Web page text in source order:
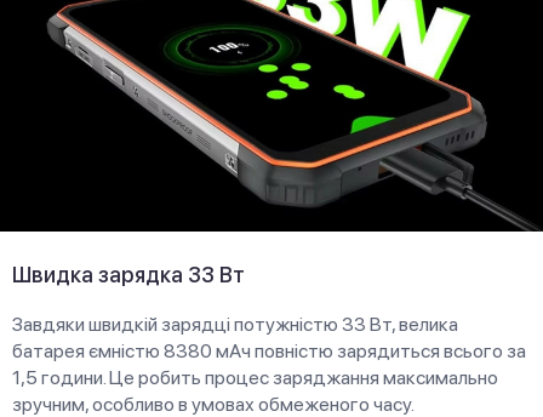
Швидка зарядка 33 Вт
Завдяки швидкій зарядці потужністю 33 Вт, велика
батарея ємністю 8380 мАч повністю зарядиться всього за
1,5 години. Це робить процес заряджання максимально
зручним, особливо в умовах обмеженого часу.